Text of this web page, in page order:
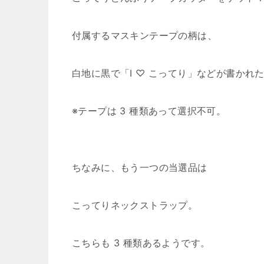
付属するマスキンテープの柄は、
白地に黒で「I ♡ こってり」などが書かれ
※テープは 3 種類あって選択不可。
ちなみに、もう一つの当選品は
こってりネックストラップ。
こちらも 3 種類あるようです。